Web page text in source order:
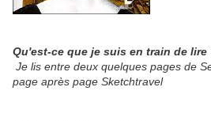
Qu'est-ce que je suis en train de lire
Je lis entre deux quelques pages de
page après page Sketchtravel